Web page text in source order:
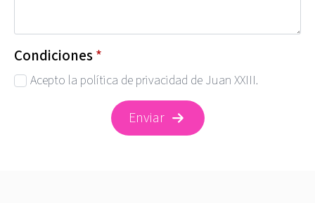
Condiciones *
Acepto la política de privacidad de Juan XXIII.
Enviar